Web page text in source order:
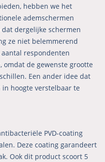
hebben we het
ademschermen
dergelijke schermen
ze niet belemmerend
respondenten
omdat de gewenste grootte
Een ander idee dat
hoogte verstelbaar te
PVD-coating
Deze coating garandeert
Ook dit product scoort 5